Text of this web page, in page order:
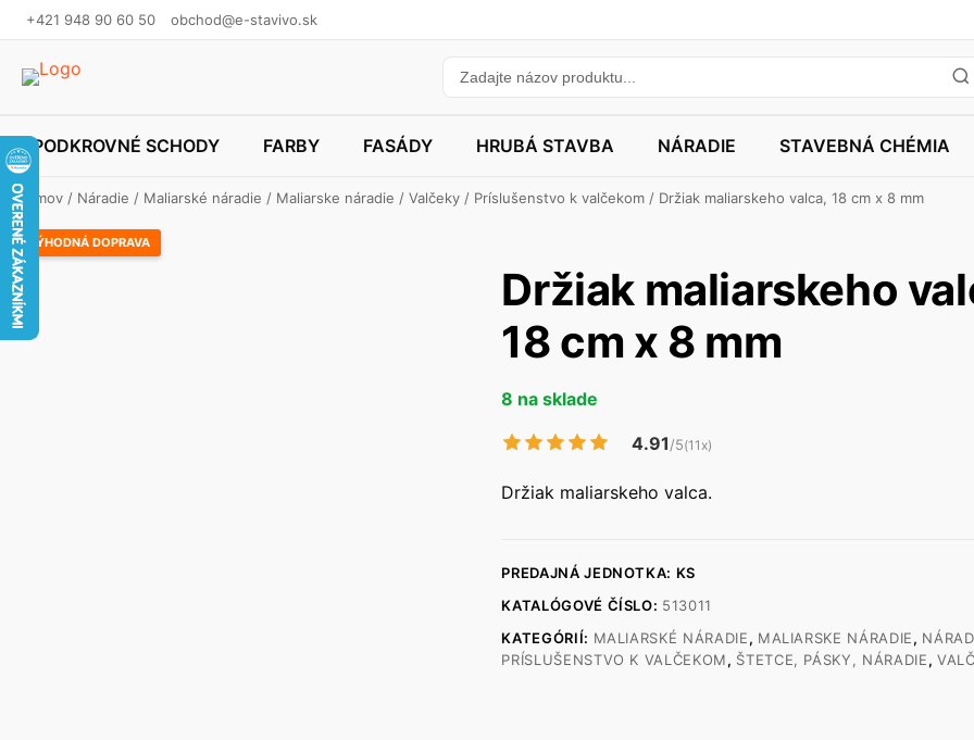
+421 948 90 60 50 obchod@e-stavivo.sk
PODKROVNÉ SCHODY FARBY FASÁDY HRUBÁ STAVBA NÁRADIE STAVEBNÁ CHÉMIA
Domov / Náradie / Maliarské náradie / Maliarske náradie / Valčeky / Príslušenstvo k valčekom / Držiak maliarskeho valca, 18 cm x 8 mm
VÝHODNÁ DOPRAVA
Držiak maliarskeho
18 cm x 8 mm
8 na sklade
4.91/5(11x)
Držiak maliarskeho valca.
PREDAJNÁ JEDNOTKA: KS
KATALÓGOVÉ ČÍSLO: 513011
KATEGÓRIÍ: MALIARSKÉ NÁRADIE, MALIARSKE NÁRADIE,
PRÍSLUŠENSTVO K VALČEKOM, ŠTETCE, PÁSKY, NÁRADIE,